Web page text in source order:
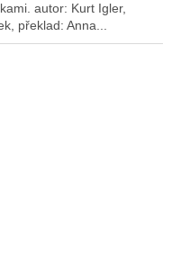
autor: Kurt Igler,
překlad: Anna...